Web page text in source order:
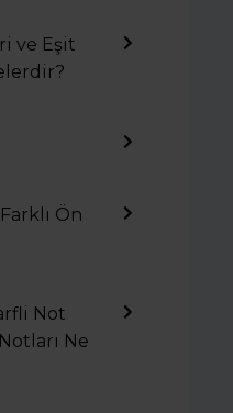
ve Eşit
Ön
Not
Ne